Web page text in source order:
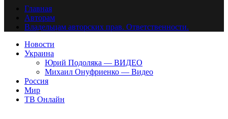
Главная
Авторам
Владельцам авторских прав. Ответственности.
Новости
Украина
Юрий Подоляка — ВИДЕО
Михаил Онуфриенко — Видео
Россия
Мир
ТВ Онлайн